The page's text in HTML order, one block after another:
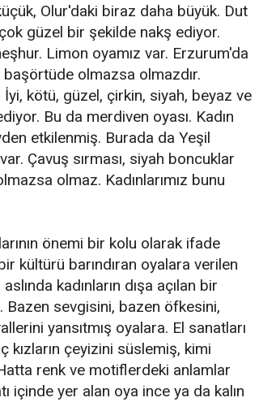
Olur'daki biraz daha büyük. Dut
güzel bir şekilde nakş ediyor.
Limon oyamız var. Erzurum'da
olmazsa olmazdır.
kötü, güzel, çirkin, siyah, beyaz ve
Bu da merdiven oyası. Kadın
etkilenmiş. Burada da Yeşil
Çavuş sırması, siyah boncuklar
olmaz. Kadınlarımız bunu
önemi bir kolu olarak ifade
kültürü barındıran oyalara verilen
kadınların dışa açılan bir
Bazen sevgisini, bazen öfkesini,
yansıtmış oyalara. El sanatları
çeyizini süslemiş, kimi
renk ve motiflerdeki anlamlar
içinde yer alan oya ince ya da kalın